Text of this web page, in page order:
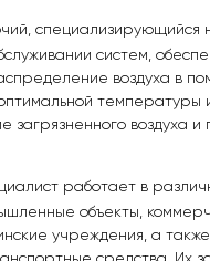
специализирующийся
систем,
воздуха в
температуры
загрязненного воздуха
работает в
объекты,
учреждения, а также